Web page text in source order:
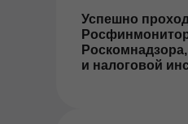
Успешно
и налоговой